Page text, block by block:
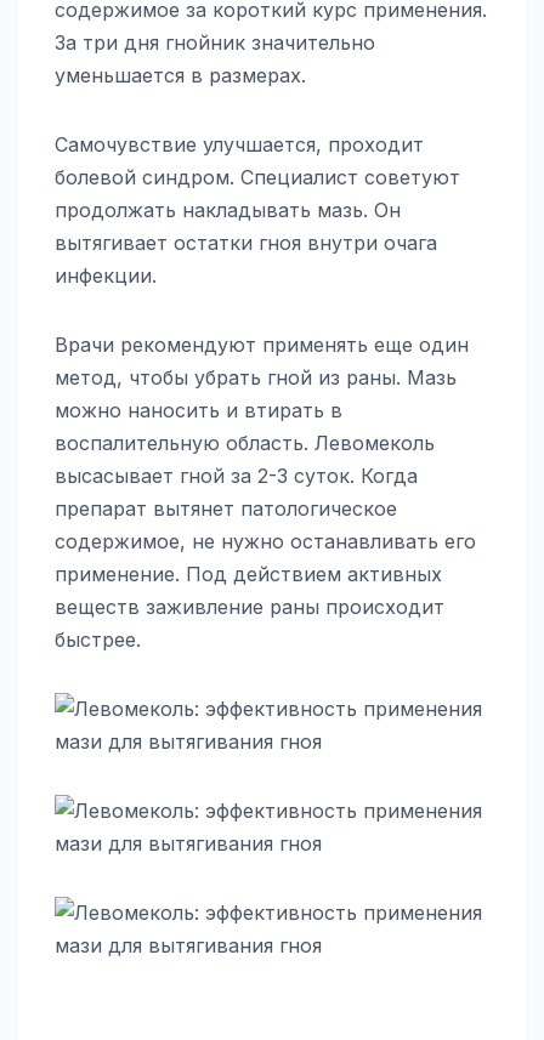
содержимое за короткий курс применения.
За три дня гнойник значительно
уменьшается в размерах.
Самочувствие улучшается, проходит
болевой синдром. Специалист советуют
продолжать накладывать мазь. Он
вытягивает остатки гноя внутри очага
инфекции.
Врачи рекомендуют применять еще один
метод, чтобы убрать гной из раны. Мазь
можно наносить и втирать в
воспалительную область. Левомеколь
высасывает гной за 2-3 суток. Когда
препарат вытянет патологическое
содержимое, не нужно останавливать его
применение. Под действием активных
веществ заживление раны происходит
быстрее.